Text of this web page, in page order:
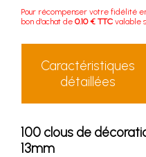
Pour récompenser votre fidélité
bon d'achat de 0.10 € TTC valable
Caractéristiques
détaillées
100 clous de
13mm